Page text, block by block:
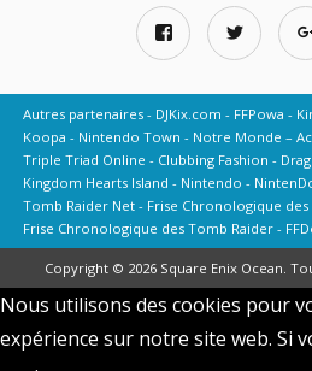
Autres partenaires DJKix.com FFPowa
Koopa
Nintendo Town Notre Monde –
Triple Triad Online
Clubbing Fashion
Kingdom Hearts Island
Nintendo
Tomb Raider Net
Frise Chronologique des
Frise Chronologique des Tomb Raider
Copyright © 2026 Square Enix Ocean.
Nous utilisons des cookies pour
expérience sur notre site web. Si